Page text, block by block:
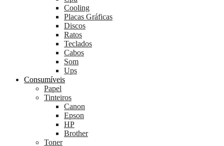
Cooling
Placas Gráficas
Discos
Ratos
Teclados
Cabos
Som
Ups
Consumíveis
Papel
Tinteiros
Canon
Epson
HP
Brother
Toner